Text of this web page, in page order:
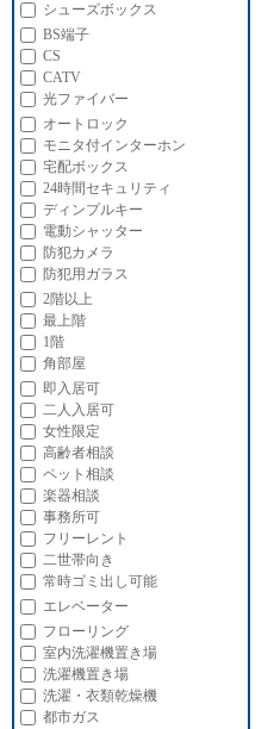
シューズボックス
BS端子
CS
CATV
光ファイバー
オートロック
モニタ付インターホン
宅配ボックス
24時間セキュリティ
ディンプルキー
電動シャッター
防犯カメラ
防犯用ガラス
2階以上
最上階
1階
角部屋
即入居可
二人入居可
女性限定
高齢者相談
ペット相談
楽器相談
事務所可
フリーレント
二世帯向き
常時ゴミ出し可能
エレベーター
フローリング
室内洗濯機置き場
洗濯機置き場
洗濯・衣類乾燥機
都市ガス